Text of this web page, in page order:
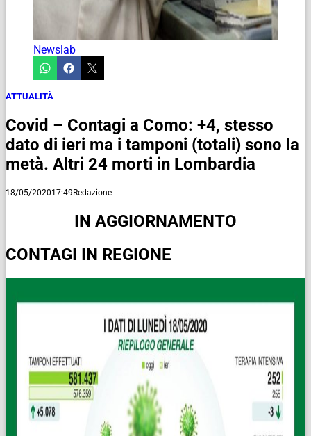
Newslab
ATTUALITÀ
Covid – Contagi a Como: +4, stesso
dato di ieri ma i tamponi (totali) sono la
metà. Altri 24 morti in Lombardia
18/05/202017:49Redazione
IN AGGIORNAMENTO
CONTAGI IN REGIONE